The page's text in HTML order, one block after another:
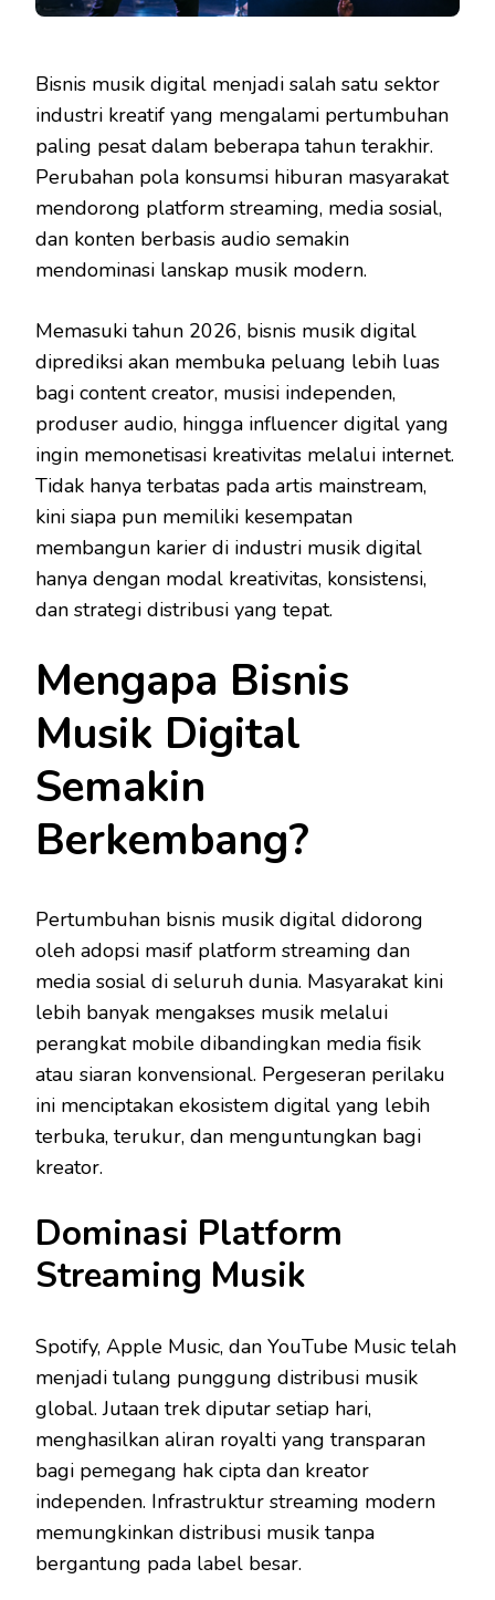
Bisnis musik digital menjadi salah satu sektor
industri kreatif yang mengalami pertumbuhan
paling pesat dalam beberapa tahun terakhir.
Perubahan pola konsumsi hiburan masyarakat
mendorong platform streaming, media sosial,
dan konten berbasis audio semakin
mendominasi lanskap musik modern.
Memasuki tahun 2026, bisnis musik digital
diprediksi akan membuka peluang lebih luas
bagi content creator, musisi independen,
produser audio, hingga influencer digital yang
ingin memonetisasi kreativitas melalui internet.
Tidak hanya terbatas pada artis mainstream,
kini siapa pun memiliki kesempatan
membangun karier di industri musik digital
hanya dengan modal kreativitas, konsistensi,
dan strategi distribusi yang tepat.
Mengapa Bisnis
Musik Digital
Semakin
Berkembang?
Pertumbuhan bisnis musik digital didorong
oleh adopsi masif platform streaming dan
media sosial di seluruh dunia. Masyarakat kini
lebih banyak mengakses musik melalui
perangkat mobile dibandingkan media fisik
atau siaran konvensional. Pergeseran perilaku
ini menciptakan ekosistem digital yang lebih
terbuka, terukur, dan menguntungkan bagi
kreator.
Dominasi Platform
Streaming Musik
Spotify, Apple Music, dan YouTube Music telah
menjadi tulang punggung distribusi musik
global. Jutaan trek diputar setiap hari,
menghasilkan aliran royalti yang transparan
bagi pemegang hak cipta dan kreator
independen. Infrastruktur streaming modern
memungkinkan distribusi musik tanpa
bergantung pada label besar.